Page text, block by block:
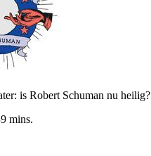
is Robert Schuman nu heilig?
mins.